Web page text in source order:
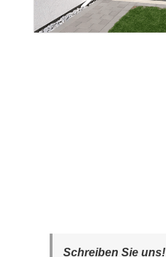
Schreiben Sie uns!